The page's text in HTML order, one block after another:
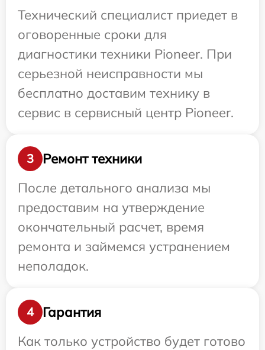
Технический специалист приедет в
оговоренные сроки для
диагностики техники Pioneer. При
серьезной неисправности мы
бесплатно доставим технику в
сервис в сервисный центр Pioneer.
3
Ремонт техники
После детального анализа мы
предоставим на утверждение
окончательный расчет, время
ремонта и займемся устранением
неполадок.
4
Гарантия
Как только устройство будет готово